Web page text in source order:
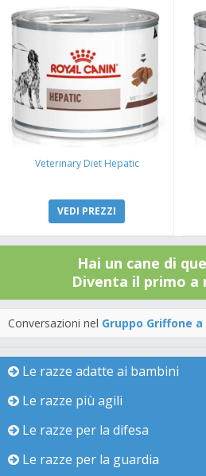
Veterinary Diet Hepatic
VEDI PREZZI
Hai un cane di
Diventa il primo
Conversazioni nel Gruppo Griffone
Le razze adatte ai bambini
Le razze più agili
Le razze per la difesa
Le razze per la guardia